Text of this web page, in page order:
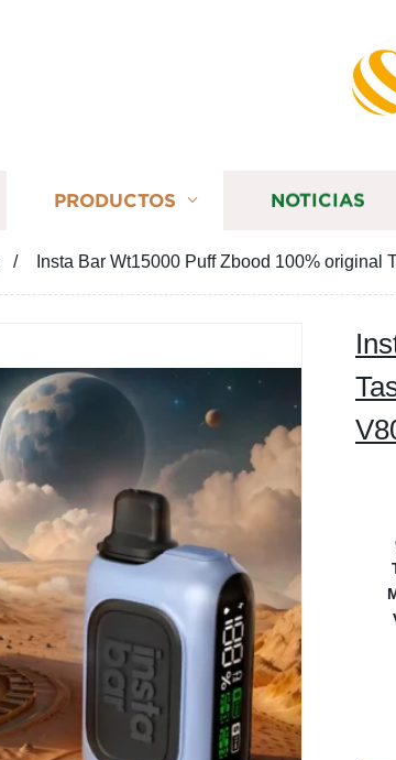
PRODUCTOS NOTICIAS
Insta Bar Wt15000 Puff Zbood 100%